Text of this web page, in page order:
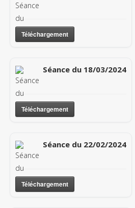
Téléchargement
Séance du 18/03/2024
Téléchargement
Séance du 22/02/2024
Téléchargement